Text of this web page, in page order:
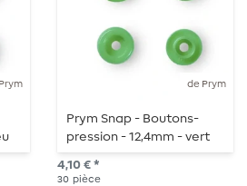
de Prym
Prym Snap - Boutons-
pression - 12,4mm - vert
clair - 30 pièces
4,10 € *
30 pièce